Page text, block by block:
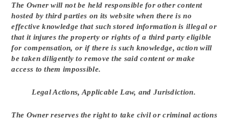
The Owner will not be held responsible for other content
hosted by third parties on its website when there is no
effective knowledge that such stored information is illegal or
that it injures the property or rights of a third party eligible
for compensation, or if there is such knowledge, action will
be taken diligently to remove the said content or make
access to them impossible.
Legal Actions, Applicable Law, and Jurisdiction.
The Owner reserves the right to take civil or criminal actions